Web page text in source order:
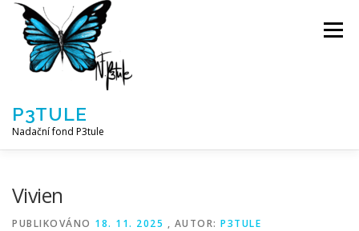
Přeskočit
obsah
P3TULE
Nadační fond P3tule
Menu
Vivien
PUBLIKOVÁNO 18. 11. 2025 , AUTOR: P3TULE